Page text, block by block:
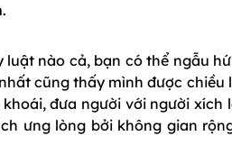
luật nào cả, bạn có thể ngẫu
cũng thấy mình được chiều
đưa người với người xích
ưng lòng bởi không gian